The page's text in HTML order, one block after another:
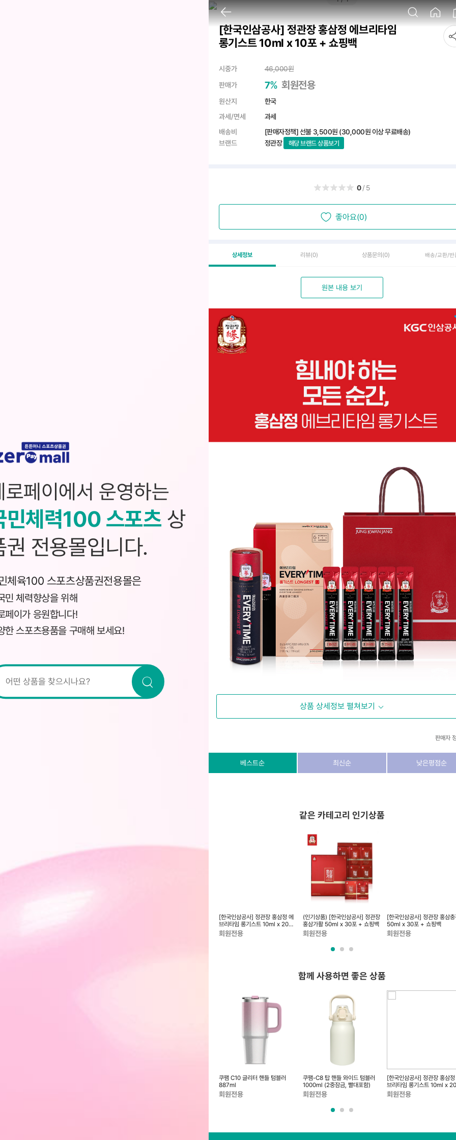
[한국인삼공사] 정관장 홍삼정 에브리타임
롱기스트 10ml x 10포 + 쇼핑백
시중가 46,000원
판매가
7% 회원전용
원산지
한국
과세/면세
과세
배송비
[판매자정책] 선불 3,500원 (30,000원 이상 무료배송)
브랜드
정관장 해당 브랜드 상품보기
0/5
좋아요(0)
상세정보 리뷰(0) 상품문의 (0) 배송/교환/반
원본 내용 보기
상품 상세정보 펼쳐보기
판매자
상호/대표자
dongeecom@naver.com
경기도 고양시 덕양구 꽃마을로64, 1235호
베스트순 최신순 낮은평점순
같은 카테고리 인기상품
[한국인삼공사] 정관장 홍삼정 에
브리타임 롱기스트 10ml x 20포
+ 쇼핑백
회원전용
(인기상품) [한국인삼공사] 정관장
홍삼가활 50ml x 30포 + 쇼핑백
회원전용
[한국인삼공사] 정관장 홍삼충
50ml x 30포 + 쇼핑백
회원전용
함께 사용하면 좋은 상품
쿠팸 C10 글리터 핸들 텀블러
887ml
회원전용
쿠팸-C8 탑 핸들 와이드 텀블러
1000ml (2중잠금, 빨대포함)
회원전용
[한국인삼공사] 정관장 홍삼정
브리타임 롱기스트 10ml x
+ 쇼핑백
회원전용
로페이에서 운영하는
민체력100 스포츠 상
권 전용몰입니다.
체육100 스포츠상품권전용몰은
민 체력향상을 위해
페이가 응원합니다!
한 스포츠용품을 구매해 보세요!